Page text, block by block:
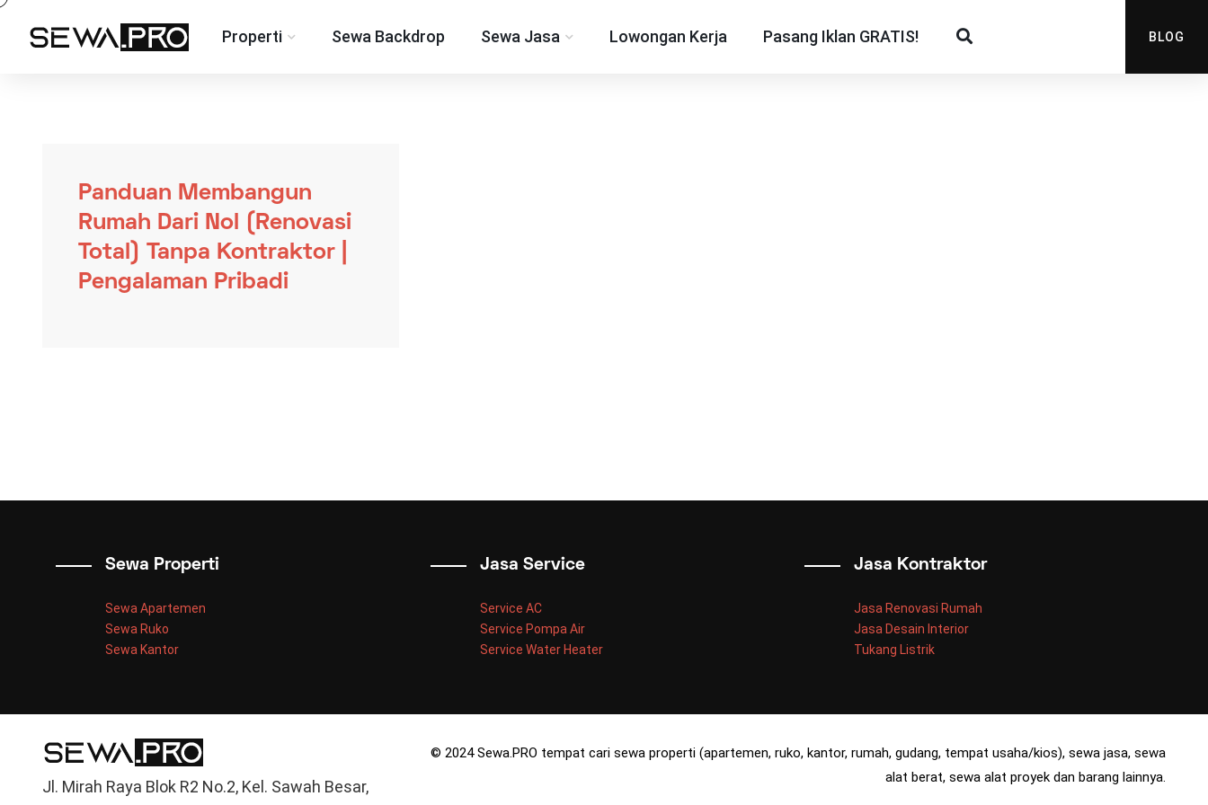
Properti Sewa Backdrop Sewa Jasa Lowongan Kerja Pasang Iklan GRATIS! BLOG
Panduan Membangun
Rumah Dari Nol (Renovasi
Total) Tanpa Kontraktor |
Pengalaman Pribadi
Sewa Properti
Sewa Apartemen
Sewa Ruko
Sewa Kantor
Jasa Service
Service AC
Service Pompa Air
Service Water Heater
Jasa Kontraktor
Jasa Renovasi Rumah
Jasa Desain Interior
Tukang Listrik
Jl. Mirah Raya Blok R2 No.2, Kel. Sawah Besar,
© 2024 Sewa.PRO tempat cari sewa properti (apartemen, ruko, kantor, rumah, gudang, tempat usaha/kios), sewa jasa, sewa
alat berat, sewa alat proyek dan barang lainnya.